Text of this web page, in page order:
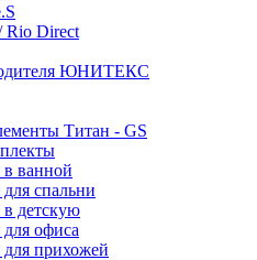
Rio Direct
ЮНИТЕКС
Титан - GS
в ванной
спальни
в детскую
для офиса
для прихожей